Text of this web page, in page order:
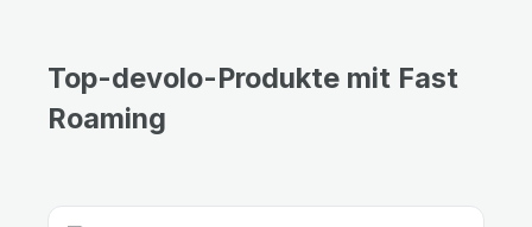
Top-devolo-Produkte mit Fast
Roaming